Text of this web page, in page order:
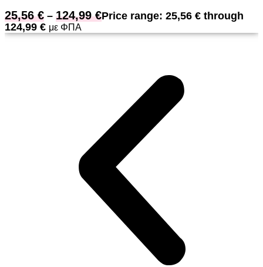
25,56€ – 124,99€Price range: 25,56 € through
124,99 € με ΦΠΑ